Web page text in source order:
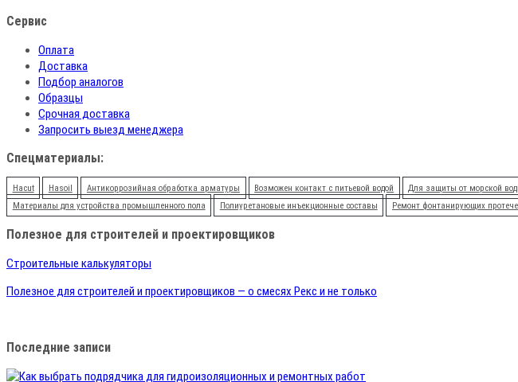
Сервис
Оплата
Доставка
Подбор аналогов
Образцы
Срочная доставка
Запросить выезд менеджера
Спецматериалы:
Hacut Hasoil Антикоррозийная обработка арматуры Возможен контакт с питьевой водой Для защиты от морской
Материалы для устройства промышленного пола
Полиуретановые инъекционные составы Ремонт фонтанирующих
Полезное для строителей и проектировщиков
Строительные калькуляторы
Полезное для строителей и проектировщиков — о смесях Рекс и не только
Последние записи